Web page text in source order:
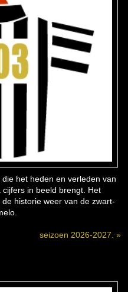
het heden en verleden van
in beeld brengt. Het
historie weer van de zwart-
seizoen 2026-2027. »